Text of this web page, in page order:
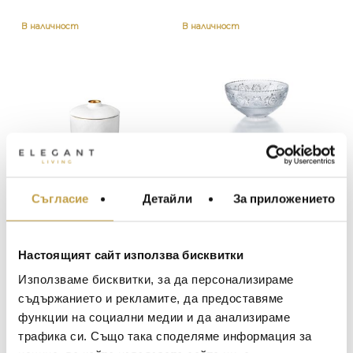
Съгласие Детайли За приложението
Настоящият сайт използва бисквитки
Използваме бисквитки, за да персонализираме
съдържанието и рекламите, да предоставяме
функции на социални медии и да анализираме
трафика си. Също така споделяме информация за
В наличност
Захарница Han Gold
L’Objet
В наличност
Купа Arabesque Small
В наличност В наличност
30% Намаление
МЕБЕЛИ ЗА ДОМА И
ЗА МАСАТА
ТЕКСТИЛ ЗА ДОМА
BACCARAT
TOM DIXON
MICHAEL ARAM